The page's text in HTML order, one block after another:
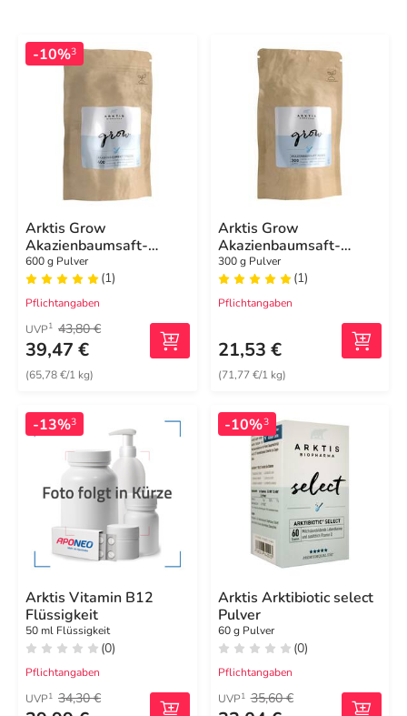
-10%3
Arktis Grow
Akazienbaumsaft-
Pulver Nachfüllpack
600 g Pulver
(1)
Pflichtangaben
UVP1 43,80 €
39,47 €
(65,78 €/1 kg)
Arktis Grow
Akazienbaumsaft-
Pulver Nachfüllpack
300 g Pulver
(1)
Pflichtangaben
21,53 €
(71,77 €/1 kg)
-13%3
Arktis Vitamin B12
Flüssigkeit
50 ml Flüssigkeit
(0)
Pflichtangaben
UVP1 34,30 €
-10%3
Arktis Arktibiotic select
Pulver
60 g Pulver
(0)
Pflichtangaben
UVP1 35,60 €